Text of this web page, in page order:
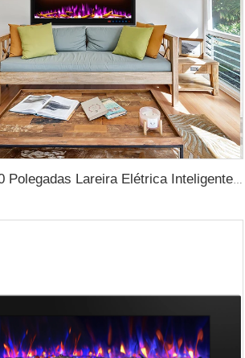
Luxstar 50 Polegadas Lareira Elétrica Inteligente Parede Montada Chama Decorativa 13 Cores de Chama Lareira Elétrica com Controle por Aplicativo